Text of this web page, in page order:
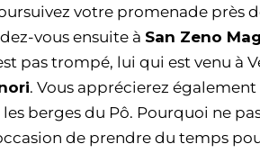
votre promenade près
vous ensuite à San Zeno
pas trompé, lui qui est venu à
. Vous apprécierez
berges du Pô. Pourquoi ne
de prendre du temps